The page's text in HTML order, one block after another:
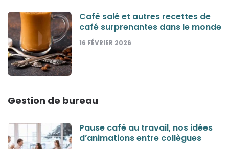
Café salé et autres recettes de
café surprenantes dans le monde
16 FÉVRIER 2026
Gestion de bureau
Pause café au travail, nos idées
d’animations entre collègues